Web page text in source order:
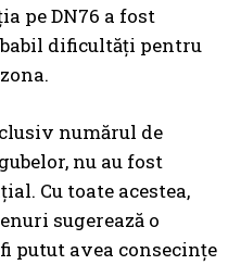
pe DN76 a fost
dificultăți pentru
numărul de
nu au fost
Cu toate acestea,
sugerează o
putut avea consecințe